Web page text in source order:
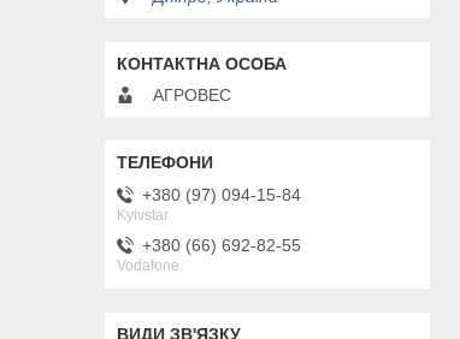
АГРОВЕС
+380 (97) 094-15-84
Kyivstar
+380 (66) 692-82-55
Vodafone